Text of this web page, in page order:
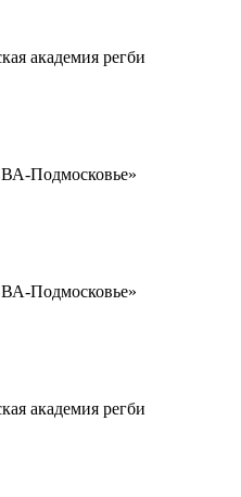
академия регби
Подмосковье»
Подмосковье»
академия регби